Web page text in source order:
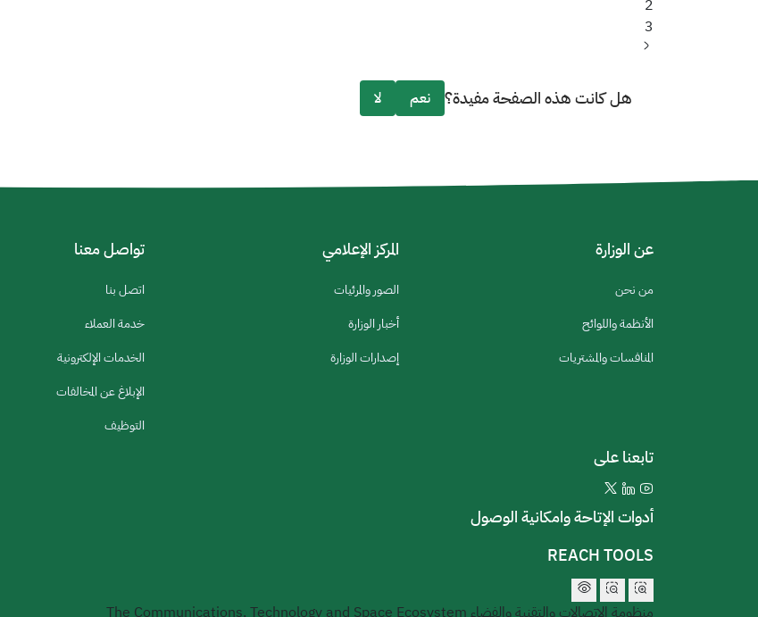
page
Page
2
Page
3
الصفحة
هل كانت هذه الصفحة مفيدة؟ نعم لا
عن الوزارة
من نحن
الأنظمة واللوائح
المنافسات والمشتريات
المركز الإعلامي
الصور والمرئيات
أخبار الوزارة
إصدارات الوزارة
تواصل معنا
اتصل بنا
خدمة العملاء
الخدمات الإلكترونية
الإبلاغ عن المخالفات
التوظيف
تابعنا على
أدوات الإتاحة وامكانية الوصول
REACH TOOLS
منظومة الاتصالات والتقنية والفضاء The Communications, Technology and Space Ecosystem